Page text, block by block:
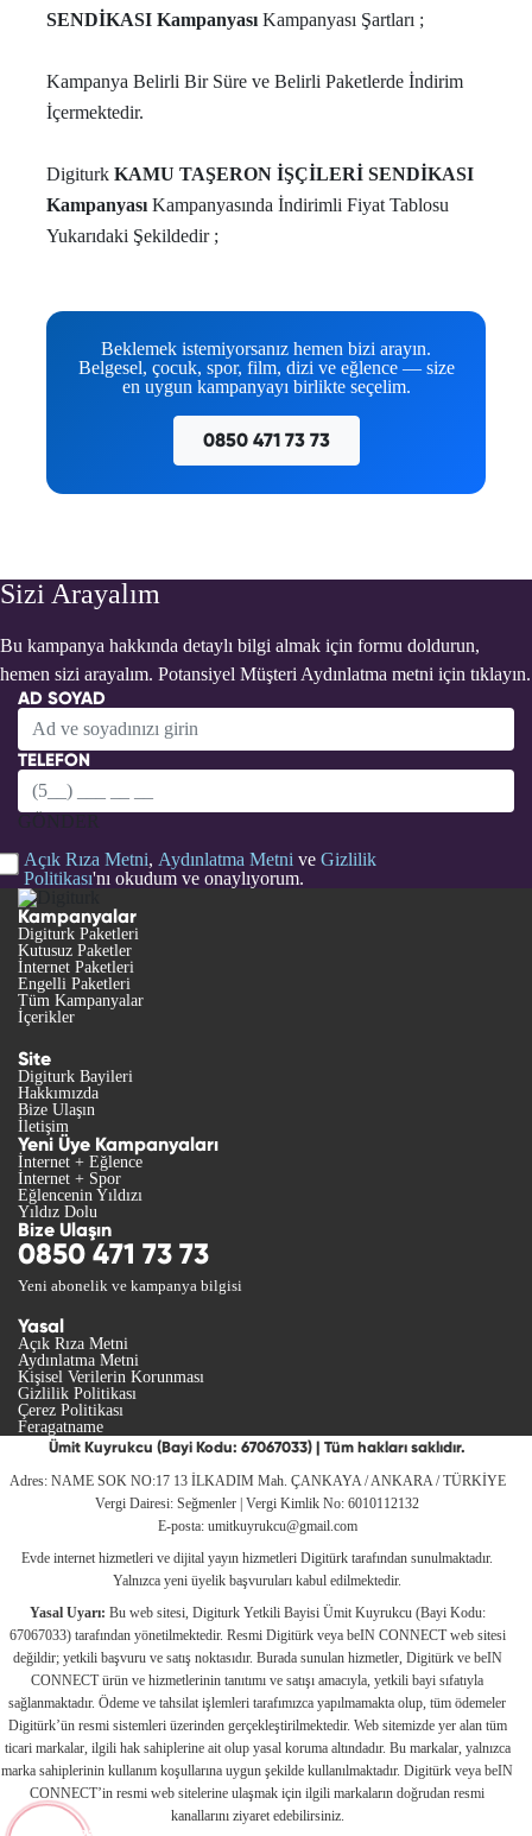
SENDİKASI Kampanyası Kampanyası Şartları ;
Kampanya Belirli Bir Süre ve Belirli Paketlerde İndirim
İçermektedir.
Digiturk KAMU TAŞERON İŞÇİLERİ SENDİKASI
Kampanyası Kampanyasında İndirimli Fiyat Tablosu
Yukarıdaki Şekildedir ;
Beklemek istemiyorsanız hemen bizi arayın.
Belgesel, çocuk, spor, film, dizi ve eğlence — size
en uygun kampanyayı birlikte seçelim.
0850 471 73 73
Sizi Arayalım
Bu kampanya hakkında detaylı bilgi almak için formu doldurun,
hemen sizi arayalım. Potansiyel Müşteri Aydınlatma metni için tıklayın.
AD SOYAD
TELEFON
GÖNDER
Açık Rıza Metni, Aydınlatma Metni ve Gizlilik
Politikası'nı okudum ve onaylıyorum.
Kampanyalar
Digiturk Paketleri
Kutusuz Paketler
İnternet Paketleri
Engelli Paketleri
Tüm Kampanyalar
İçerikler
Site
Digiturk Bayileri
Hakkımızda
Bize Ulaşın
İletişim
Yeni Üye Kampanyaları
İnternet + Eğlence
İnternet + Spor
Eğlencenin Yıldızı
Yıldız Dolu
Bize Ulaşın
0850 471 73 73
Yeni abonelik ve kampanya bilgisi
Yasal
Açık Rıza Metni
Aydınlatma Metni
Kişisel Verilerin Korunması
Gizlilik Politikası
Çerez Politikası
Feragatname
Ümit Kuyrukcu (Bayi Kodu: 67067033) | Tüm hakları saklıdır.
Adres: NAME SOK NO:17 13 İLKADIM Mah. ÇANKAYA / ANKARA / TÜRKİYE
Vergi Dairesi: Seğmenler | Vergi Kimlik No: 6010112132
E-posta: umitkuyrukcu@gmail.com
Evde internet hizmetleri ve dijital yayın hizmetleri Digitürk tarafından sunulmaktadır.
Yalnızca yeni üyelik başvuruları kabul edilmektedir.
Yasal Uyarı: Bu web sitesi, Digiturk Yetkili Bayisi Ümit Kuyrukcu (Bayi Kodu:
67067033) tarafından yönetilmektedir. Resmi Digitürk veya beIN CONNECT web sitesi
değildir; yetkili başvuru ve satış noktasıdır. Burada sunulan hizmetler, Digitürk ve beIN
CONNECT ürün ve hizmetlerinin tanıtımı ve satışı amacıyla, yetkili bayi sıfatıyla
sağlanmaktadır. Ödeme ve tahsilat işlemleri tarafımızca yapılmamakta olup, tüm ödemeler
Digitürk’ün resmi sistemleri üzerinden gerçekleştirilmektedir. Web sitemizde yer alan tüm
ticari markalar, ilgili hak sahiplerine ait olup yasal koruma altındadır. Bu markalar, yalnızca
marka sahiplerinin kullanım koşullarına uygun şekilde kullanılmaktadır. Digitürk veya beIN
CONNECT’in resmi web sitelerine ulaşmak için ilgili markaların doğrudan resmi
kanallarını ziyaret edebilirsiniz.